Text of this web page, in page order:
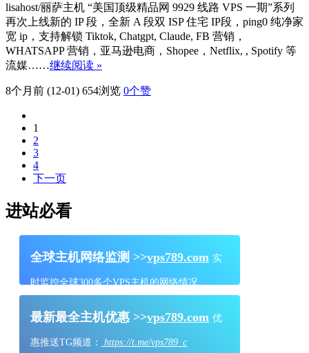
lisahost/丽萨主机 “美国顶级精品网 9929 线路 VPS 一期”系列
再次上线新的 IP 段，全新 A 段双 ISP 住宅 IP段，ping0 纯净家
宽 ip，支持解锁 Tiktok, Chatgpt, Claude, FB 营销，
WHATSAPP 营销，亚马逊电商，Shopee，Netflix, , Spotify 等
流媒……继续阅读 »
8个月前 (12-01) 654浏览 0个赞
1
2
3
4
下一页
进站必看
全球主机网络监测 >>vps789.com 实
时监控全球300多个VPS主机的网络情况
最新最全主机优惠 >>vps789.com 优
惠推送TG频道：
https://t.me/vps789_c